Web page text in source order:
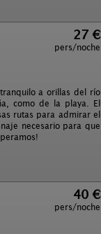
27 €
pers/noche
a orillas del río
como de la playa. El
rutas para admirar el
necesario para que
40 €
pers/noche